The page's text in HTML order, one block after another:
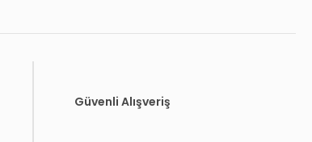
Güvenli Alışveriş